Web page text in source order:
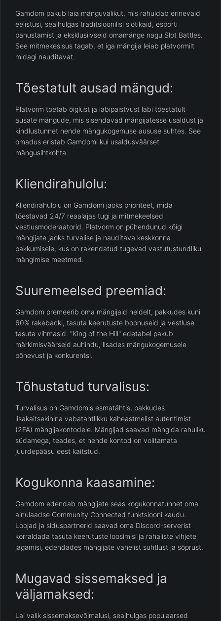
Gamdom pakub laia mänguvalikut, mis rahuldab erinevaid
eelistusi, sealhulgas traditsioonilisi slotikaid, esporti
panustamist ja eksklusiivseid omamänge nagu Slot Battles.
See mitmekesisus tagab, et iga mängija leiab platvormilt
midagi nauditavat.
Tõestatult ausad mängud:
Platvorm toetab õiglust ja läbipaistvust läbi tõestatult
ausate mängude, mis sisendavad mängijatesse usaldust ja
kindlustunnet nende mängukogemuse aususe suhtes. See
omadus eristab Gamdomi kui usaldusväärset
mängusihtkohta.
Kliendirahulolu:
Kliendirahulolu on Gamdomi jaoks prioriteet, mida
tõestavad 24/7 reaalajas tugi ja mitmekeelsed
vestlusmoderaatorid. Platvorm on pühendunud kõigi
mängijate jaoks turvalise ja nauditava keskkonna
pakkumisele, kus on rakendatud tugevad vastutustundliku
mängimise meetmed.
Suuremeelsed preemiad:
Gamdom premeerib oma mängijaid heldelt, pakkudes kuni
60% rakebacki, tasuta keerutuste boonuseid ja vestluse
tasuta vihmasid. "King of the Hill" edetabel pakub
märkimisväärseid auhindu, lisades mängukogemusele
põnevust ja konkurentsi.
Tõhustatud turvalisus:
Turvalisus on Gamdomis esmatähtis, pakkudes
lisakaitsekihina vabatahtlikku kaheastmelist autentimist
(2FA) mängijakontodele. Mängijad saavad mängida rahuliku
südamega, teades, et nende kontod on volitamata
juurdepääsu eest kaitstud.
Kogukonna kaasamine:
Gamdom edendab mängijate seas kogukonnatunnet oma
ainulaadse Community Connected funktsiooni kaudu.
Loojad ja siduspartnerid saavad oma Discord-serverist
korraldada tasuta keerutuste loosimisi ja rahaliste vihjete
jagamisi, edendades mängijate vahelist suhtlust ja sõprust.
Mugavad sissemaksed ja
väljamaksed:
Lai valik sissemaksevõimalusi, sealhulgas populaarsed